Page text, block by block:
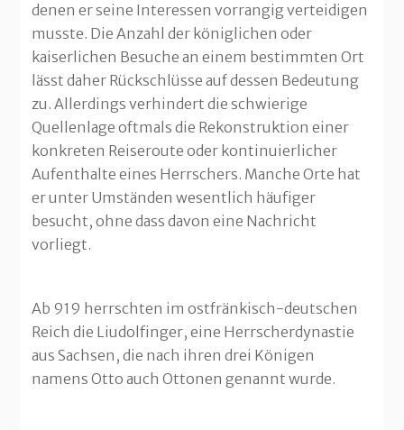
denen er seine Interessen vorrangig verteidigen
musste. Die Anzahl der königlichen oder
kaiserlichen Besuche an einem bestimmten Ort
lässt daher Rückschlüsse auf dessen Bedeutung
zu. Allerdings verhindert die schwierige
Quellenlage oftmals die Rekonstruktion einer
konkreten Reiseroute oder kontinuierlicher
Aufenthalte eines Herrschers. Manche Orte hat
er unter Umständen wesentlich häufiger
besucht, ohne dass davon eine Nachricht
vorliegt.
Ab 919 herrschten im ostfränkisch-deutschen
Reich die Liudolfinger, eine Herrscherdynastie
aus Sachsen, die nach ihren drei Königen
namens Otto auch Ottonen genannt wurde.